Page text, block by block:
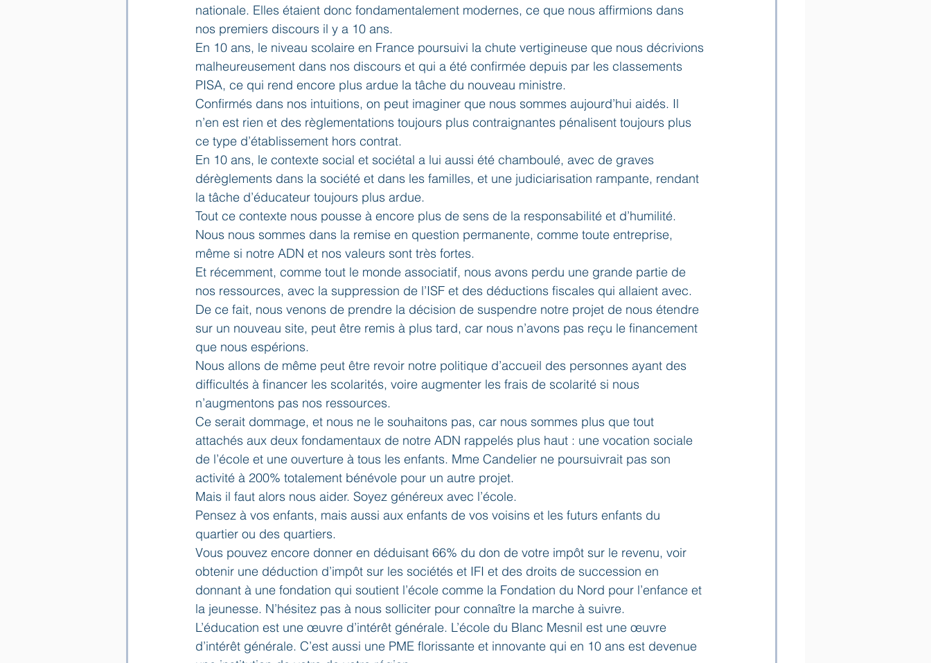
nationale. Elles étaient donc fondamentalement modernes, ce que nous affirmions dans
nos premiers discours il y a 10 ans.
En 10 ans, le niveau scolaire en France poursuivi la chute vertigineuse que nous décrivions
malheureusement dans nos discours et qui a été confirmée depuis par les classements
PISA, ce qui rend encore plus ardue la tâche du nouveau ministre.
Confirmés dans nos intuitions, on peut imaginer que nous sommes aujourd’hui aidés. Il
n’en est rien et des règlementations toujours plus contraignantes pénalisent toujours plus
ce type d’établissement hors contrat.
En 10 ans, le contexte social et sociétal a lui aussi été chamboulé, avec de graves
dérèglements dans la société et dans les familles, et une judiciarisation rampante, rendant
la tâche d’éducateur toujours plus ardue.
Tout ce contexte nous pousse à encore plus de sens de la responsabilité et d’humilité.
Nous nous sommes dans la remise en question permanente, comme toute entreprise,
même si notre ADN et nos valeurs sont très fortes.
Et récemment, comme tout le monde associatif, nous avons perdu une grande partie de
nos ressources, avec la suppression de l’ISF et des déductions fiscales qui allaient avec.
De ce fait, nous venons de prendre la décision de suspendre notre projet de nous étendre
sur un nouveau site, peut être remis à plus tard, car nous n’avons pas reçu le financement
que nous espérions.
Nous allons de même peut être revoir notre politique d’accueil des personnes ayant des
difficultés à financer les scolarités, voire augmenter les frais de scolarité si nous
n’augmentons pas nos ressources.
Ce serait dommage, et nous ne le souhaitons pas, car nous sommes plus que tout
attachés aux deux fondamentaux de notre ADN rappelés plus haut : une vocation sociale
de l’école et une ouverture à tous les enfants. Mme Candelier ne poursuivrait pas son
activité à 200% totalement bénévole pour un autre projet.
Mais il faut alors nous aider. Soyez généreux avec l’école.
Pensez à vos enfants, mais aussi aux enfants de vos voisins et les futurs enfants du
quartier ou des quartiers.
Vous pouvez encore donner en déduisant 66% du don de votre impôt sur le revenu, voir
obtenir une déduction d’impôt sur les sociétés et IFI et des droits de succession en
donnant à une fondation qui soutient l’école comme la Fondation du Nord pour l’enfance et
la jeunesse. N’hésitez pas à nous solliciter pour connaître la marche à suivre.
L’éducation est une œuvre d’intérêt générale. L’école du Blanc Mesnil est une œuvre
d’intérêt générale. C’est aussi une PME florissante et innovante qui en 10 ans est devenue